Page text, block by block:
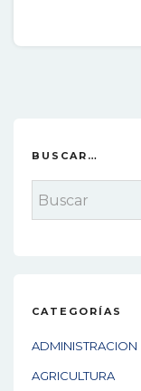
BUSCAR…
CATEGORÍAS
ADMINISTRACION
AGRICULTURA